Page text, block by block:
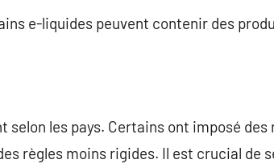
e-liquides peuvent contenir des
les pays. Certains ont imposé des
règles moins rigides. Il est crucial de